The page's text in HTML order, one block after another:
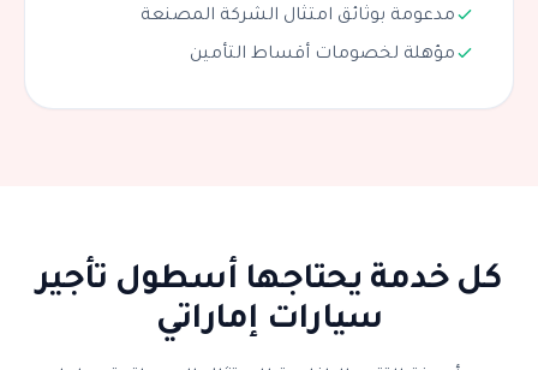
مدعومة بوثائق امتثال الشركة المصنعة
مؤهلة لخصومات أقساط التأمين
كل خدمة يحتاجها أسطول تأجير
سيارات إماراتي